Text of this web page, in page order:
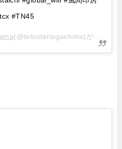
#TN45
(@tetsutanagashima)がシェアした投稿 –